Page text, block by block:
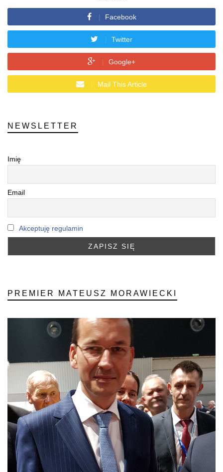
Facebook
Twitter
Google+
Mail This Article
NEWSLETTER
Imię
Email
Akceptuję regulamin
PREMIER MATEUSZ MORAWIECKI